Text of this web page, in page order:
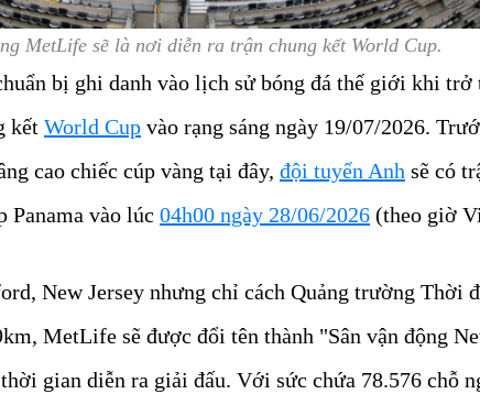
MetLife sẽ là nơi diễn ra trận chung kết World Cup.
bị ghi danh vào lịch sử bóng đá thế giới khi trở
kết World Cup vào rạng sáng ngày 19/07/2026.
cao chiếc cúp vàng tại đây, đội tuyển Anh sẽ có
Panama vào lúc 04h00 ngày 28/06/2026 (theo giờ
New Jersey nhưng chỉ cách Quảng trường Thời
MetLife sẽ được đổi tên thành "Sân vận động
gian diễn ra giải đấu. Với sức chứa 78.576 chỗ